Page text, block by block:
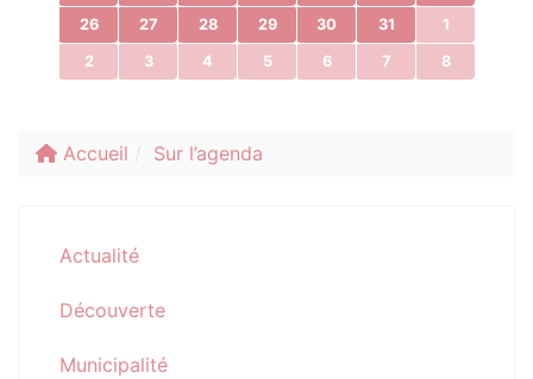
26 27 28 29 30 31 1
2 3 4 5 6 7 8
Accueil Sur l’agenda
Actualité
Découverte
Municipalité